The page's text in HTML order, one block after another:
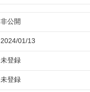
非公開
2024/01/13
未登録
未登録